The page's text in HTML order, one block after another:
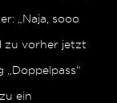
„Naja, sooo
zu vorher jetzt
ein